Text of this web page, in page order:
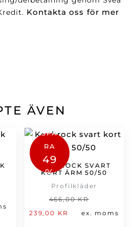
Kontakta oss för mer
ÄVEN
SPA
RA
49
%
KOCKROCK SVART
KORT ÄRM 50/50
Profilkläder
466,00KR
239,00 KR
Det
ex. moms